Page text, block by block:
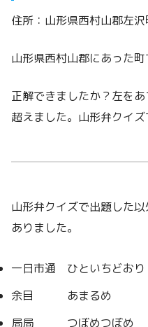
住所：山形県西村山郡左沢
山形県西村山郡にあった町
正解できましたか？左を
超えました。山形弁クイズ
山形弁クイズで出題した
ありました。
一日市通 ひといちどおり
余目 あまるめ
局局 つぼめつぼめ